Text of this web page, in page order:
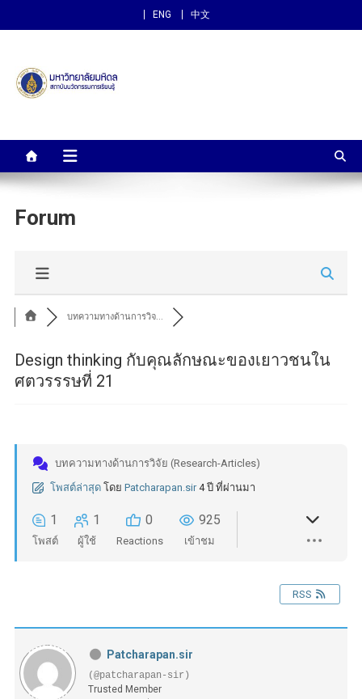
ENG 中文
สถาบันนวัตกรรมการเรียนรู้
Forum
บทความทางด้านการวิจ...
Design thinking กับคุณลักษณะของเยาวชนใน
ศตวรรรษที่ 21
บทความทางด้านการวิจัย (Research-Articles)
โพสต์ล่าสุด โดย Patcharapan.sir 4 ปี ที่ผ่านมา
1
โพสต์
1
ผู้ใช้
0
Reactions
925
เข้าชม
RSS
Patcharapan.sir
(@patcharapan-sir)
Trusted Member